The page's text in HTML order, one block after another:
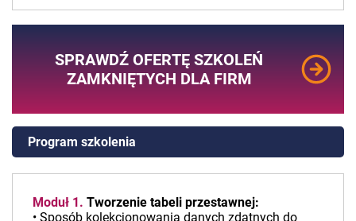
SPRAWDŹ OFERTĘ SZKOLEŃ
ZAMKNIĘTYCH DLA FIRM
Program szkolenia
Moduł 1. Tworzenie tabeli przestawnej:
• Sposób kolekcjonowania danych zdatnych do